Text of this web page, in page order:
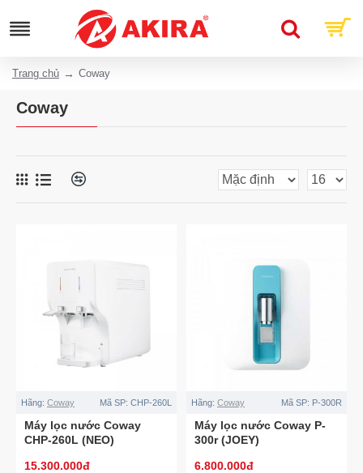
Trang chủ Coway
Coway
Hãng: Coway Mã SP: CHP-260L
Máy lọc nước Coway
CHP-260L (NEO)
15.300.000đ
Hãng: Coway Mã SP: P-300R
Máy lọc nước Coway P-
300r (JOEY)
6.800.000đ